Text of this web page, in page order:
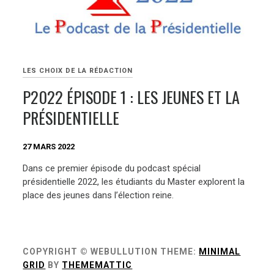
LES CHOIX DE LA RÉDACTION
P2022 ÉPISODE 1 : LES JEUNES ET LA
PRÉSIDENTIELLE
27 MARS 2022
Dans ce premier épisode du podcast spécial
présidentielle 2022, les étudiants du Master explorent la
place des jeunes dans l’élection reine.
COPYRIGHT © WEBULLUTION THEME: MINIMAL
GRID BY THEMEMATTIC